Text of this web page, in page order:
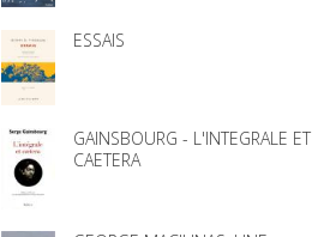
ESSAIS
GAINSBOURG - L'INTEGRALE ET
CAETERA